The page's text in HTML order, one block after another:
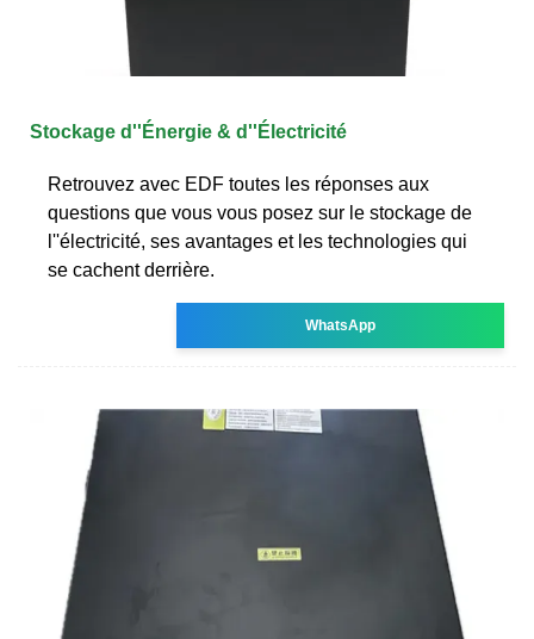
Stockage d''Énergie & d''Électricité
Retrouvez avec EDF toutes les réponses aux
questions que vous vous posez sur le stockage de
l''électricité, ses avantages et les technologies qui
se cachent derrière.
WhatsApp